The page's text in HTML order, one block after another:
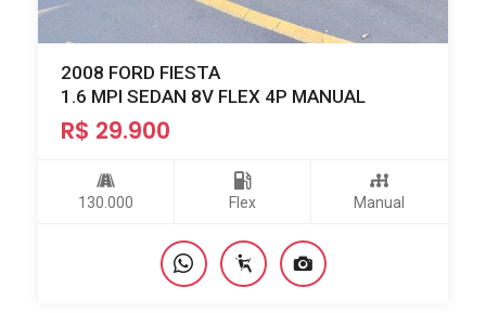
2008 FORD FIESTA
1.6 MPI SEDAN 8V FLEX 4P MANUAL
R$ 29.900
130.000 Flex Manual